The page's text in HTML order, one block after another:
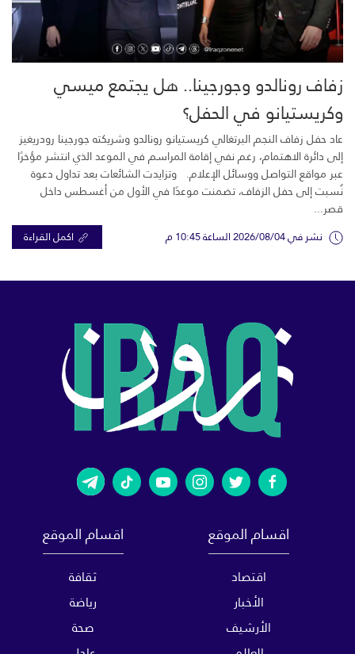
زفاف رونالدو وجورجينا.. هل يجتمع ميسي
وكريستيانو في الحفل؟
عاد حفل زفاف النجم البرتغالي كريستيانو رونالدو وشريكته جورجينا رودريغيز
إلى دائرة الاهتمام، رغم نفي إقامة المراسم في الموعد الذي انتشر مؤخرًا
عبر مواقع التواصل ووسائل الإعلام. وتزايدت الشائعات بعد تداول دعوة
نُسبت إلى حفل الزفاف، تضمنت موعدًا في الأول من أغسطس داخل
قصر...
نشر في 2026/08/04 الساعة 10:45 م اكمل القراءة
اقسام الموقع
اقتصاد
الأخبار
الأرشيف
اقسام الموقع
ثقافة
رياضة
صحة